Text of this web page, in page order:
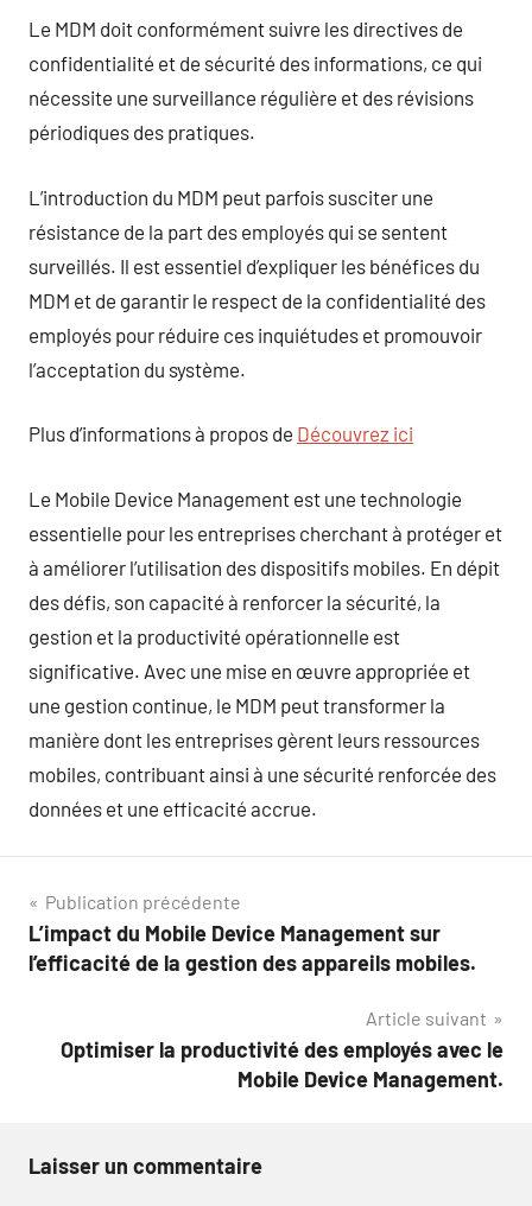
Le MDM doit conformément suivre les directives de
confidentialité et de sécurité des informations, ce qui
nécessite une surveillance régulière et des révisions
périodiques des pratiques.
L’introduction du MDM peut parfois susciter une
résistance de la part des employés qui se sentent
surveillés. Il est essentiel d’expliquer les bénéfices du
MDM et de garantir le respect de la confidentialité des
employés pour réduire ces inquiétudes et promouvoir
l’acceptation du système.
Plus d’informations à propos de Découvrez ici
Le Mobile Device Management est une technologie
essentielle pour les entreprises cherchant à protéger et
à améliorer l’utilisation des dispositifs mobiles. En dépit
des défis, son capacité à renforcer la sécurité, la
gestion et la productivité opérationnelle est
significative. Avec une mise en œuvre appropriée et
une gestion continue, le MDM peut transformer la
manière dont les entreprises gèrent leurs ressources
mobiles, contribuant ainsi à une sécurité renforcée des
données et une efficacité accrue.
Navigation
de
Publication précédente
L’impact du Mobile Device Management sur
l’efficacité de la gestion des appareils mobiles.
Article suivant
Optimiser la productivité des employés avec le
Mobile Device Management.
Laisser un commentaire